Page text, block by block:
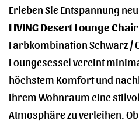
Erleben Sie Entspannung
LIVING Desert Lounge Chair
Farbkombination Schwarz /
Loungesessel vereint
höchstem Komfort und
Ihrem Wohnraum eine
Atmosphäre zu verleihen.